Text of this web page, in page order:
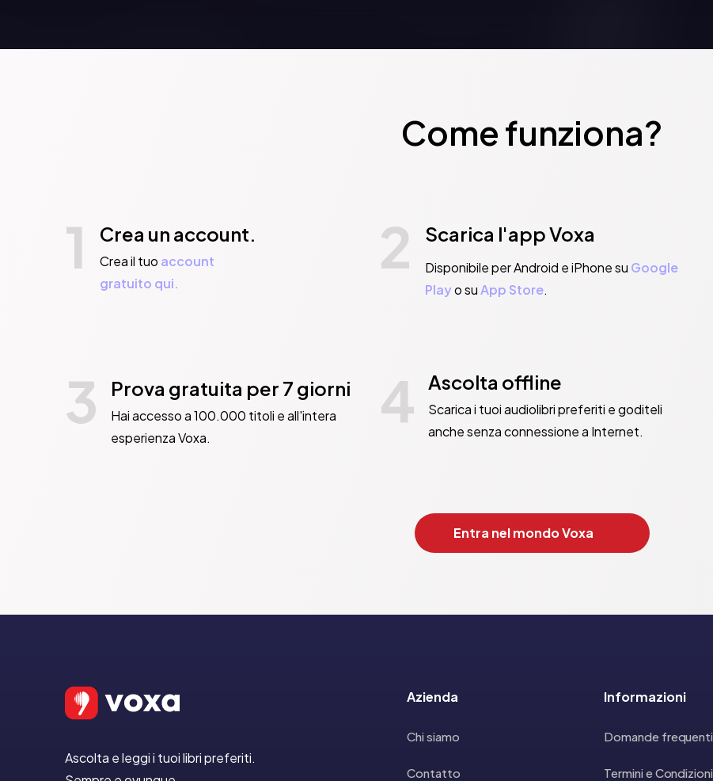
Come funziona?
1 Crea un account.
Crea il tuo account
gratuito qui.
2 Scarica l'app Voxa
Disponibile per Android e iPhone su Google
Playo suApp Store.
3 Prova gratuita per 7 giorni
Hai accesso a 100.000 titoli e all'intera
esperienza Voxa.
4 Ascolta offline
Scarica i tuoi audiolibri preferiti e goditeli
anche senza connessione a Internet.
Entra nel mondo Voxa
Ascolta e leggi i tuoi libri preferiti.
Azienda
Chi siamo
Contatto
Informazioni
Domande frequenti
Termini e Condizioni